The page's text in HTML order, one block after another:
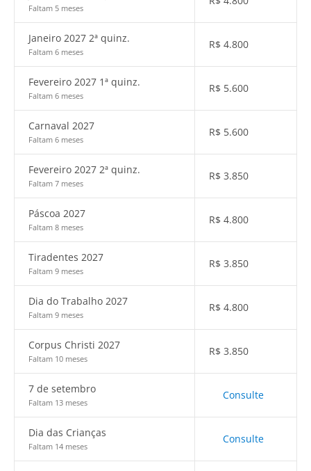
Faltam 5 meses
Janeiro 2027 2ª quinz.
Faltam 6 meses
R$ 4.800
Fevereiro 2027 1ª quinz.
Faltam 6 meses
R$ 5.600
Carnaval 2027
Faltam 6 meses
R$ 5.600
Fevereiro 2027 2ª quinz.
Faltam 7 meses
R$ 3.850
Páscoa 2027
Faltam 8 meses
R$ 4.800
Tiradentes 2027
Faltam 9 meses
R$ 3.850
Dia do Trabalho 2027
Faltam 9 meses
R$ 4.800
Corpus Christi 2027
Faltam 10 meses
R$ 3.850
7 de setembro
Faltam 13 meses
Consulte
Dia das Crianças
Faltam 14 meses
Consulte